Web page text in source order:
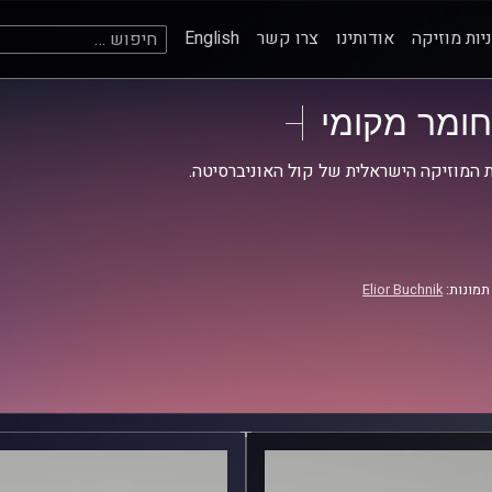
מוזיקה אודותינו צרו קשר English חיפוש:
חומר מקומי
המוזיקה הישראלית של קול האוניברסיטה.
Elior Buchnik